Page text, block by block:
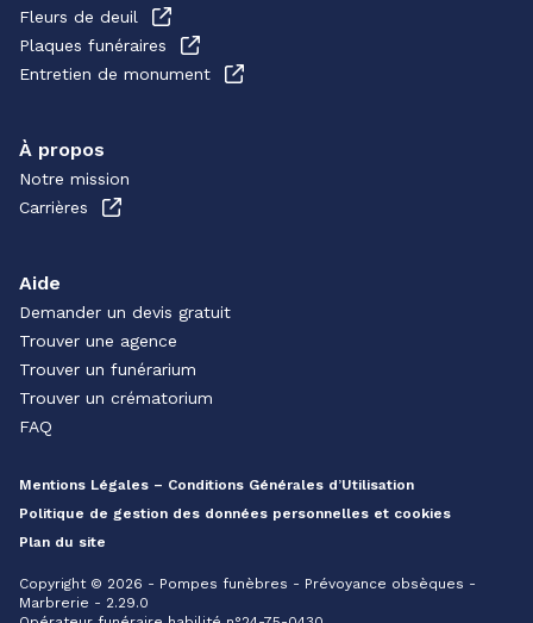
Fleurs de deuil
Plaques funéraires
Entretien de monument
À propos
Notre mission
Carrières
Aide
Demander un devis gratuit
Trouver une agence
Trouver un funérarium
Trouver un crématorium
FAQ
Mentions Légales – Conditions Générales d’Utilisation
Politique de gestion des données personnelles et cookies
Plan du site
Copyright © 2026 - Pompes funèbres - Prévoyance obsèques -
Marbrerie - 2.29.0